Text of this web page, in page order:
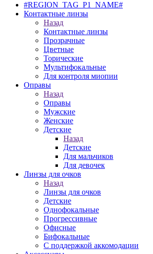
#REGION_TAG_P1_NAME#
Контактные линзы
Назад
Контактные линзы
Прозрачные
Цветные
Торические
Мультифокальные
Для контроля миопии
Оправы
Назад
Оправы
Мужские
Женские
Детские
Назад
Детские
Для мальчиков
Для девочек
Линзы для очков
Назад
Линзы для очков
Детские
Однофокальные
Прогрессивные
Офисные
Бифокальные
С поддержкой аккомодации